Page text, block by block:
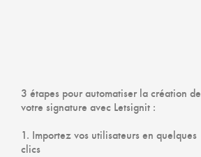
3 étapes pour automatiser la création de
votre signature avec Letsignit :
1. Importez vos utilisateurs en quelques
clics